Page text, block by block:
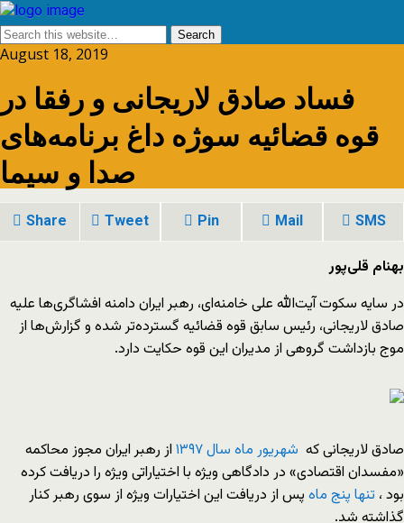
August 18, 2019
فساد صادق لاریجانی و رفقا در
قوه قضائیه سوژه داغ برنامه‌های
صدا و سیما
Share Tweet Pin Mail
SMS
بهنام قلی‌پور
در سایه سکوت آیت‌الله علی خامنه‌ای، رهبر ایران دامنه افشا‌گری‌ها علیه
صادق لاریجانی، رئیس سابق قوه قضائیه گسترده‌تر شده و گزارش‌ها از
موج بازداشت گروهی از مدیران این قوه حکایت دارد.
صادق لاریجانی که شهریور ماه سال
از رهبر ایران مجوز محاکمه
«مفسدان اقتصادی» در دادگاهی ویژه با اختیاراتی ویژه را دریافت کرده
بود ، تنها پنج ماه پس از دریافت این اختیارات ویژه از سوی رهبر کنار
گذاشته شد.